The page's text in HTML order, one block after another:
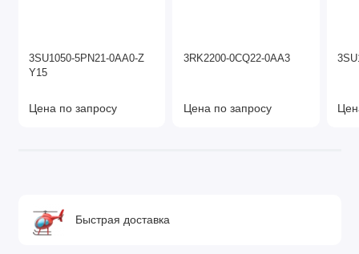
3SU1050-5PN21-0AA0-Z
Y15
Цена по запросу
3RK2200-0CQ22-0AA3
Цена по запросу
Быстрая доставка